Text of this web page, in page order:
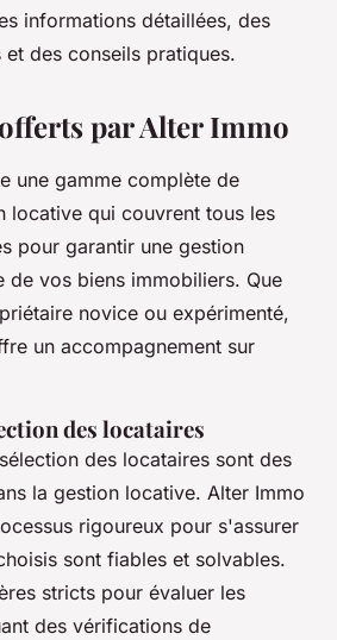
informations détaillées, des
des conseils pratiques.
par Alter Immo
une gamme complète de
locative qui couvrent tous les
pour garantir une gestion
de vos biens immobiliers. Que
novice ou expérimenté,
un accompagnement sur
des locataires
des locataires sont des
la gestion locative. Alter Immo
rigoureux pour s'assurer
sont fiables et solvables.
stricts pour évaluer les
des vérifications de